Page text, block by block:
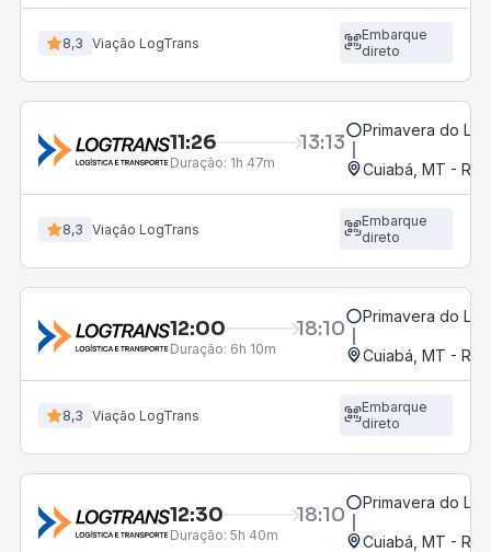
8,3 Viação LogTrans
Embarque
direto
11:26 13:13
Duração: 1h 47m
Primavera do
Cuiabá, MT -
8,3 Viação LogTrans
Embarque
direto
12:00 18:10
Duração: 6h 10m
Primavera do
Cuiabá, MT -
8,3 Viação LogTrans
Embarque
direto
12:30 18:10
Duração: 5h 40m
Primavera do
Cuiabá, MT -